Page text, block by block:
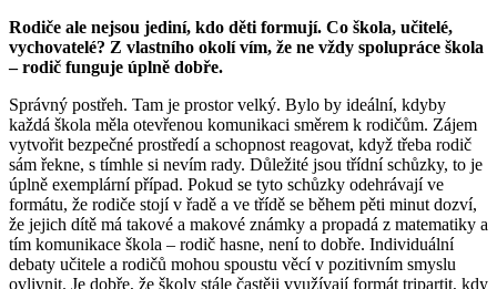
Rodiče ale nejsou jediní, kdo děti formují. Co škola, učitelé,
vychovatelé? Z vlastního okolí vím, že ne vždy spolupráce škola
– rodič funguje úplně dobře.
Správný postřeh. Tam je prostor velký. Bylo by ideální, kdyby
každá škola měla otevřenou komunikaci směrem k rodičům. Zájem
vytvořit bezpečné prostředí a schopnost reagovat, když třeba rodič
sám řekne, s tímhle si nevím rady. Důležité jsou třídní schůzky, to je
úplně exemplární případ. Pokud se tyto schůzky odehrávají ve
formátu, že rodiče stojí v řadě a ve třídě se během pěti minut dozví,
že jejich dítě má takové a makové známky a propadá z matematiky a
tím komunikace škola – rodič hasne, není to dobře. Individuální
debaty učitele a rodičů mohou spoustu věcí v pozitivním smyslu
ovlivnit. Je dobře, že školy stále častěji využívají formát tripartit, kdy